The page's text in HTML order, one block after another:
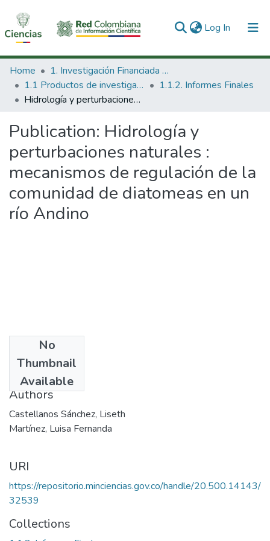
Log In (current)
Communities & Collections
All of DSpace
Home
1. Investigación Financiada con Recursos Públicos
1.1 Productos de investigación
1.1.2. Informes Finales
Hidrología y perturbaciones naturales : mecanismos de regulación de la comunidad de diatomeas en un río Andino
Publication: Hidrología y
perturbaciones naturales :
mecanismos de regulación de la
comunidad de diatomeas en un
río Andino
No
Thumbnail
Available
2004
Authors
Castellanos Sánchez, Liseth
Martínez, Luisa Fernanda
URI
https://repositorio.minciencias.gov.co/handle/20.500.14143/
32539
Collections